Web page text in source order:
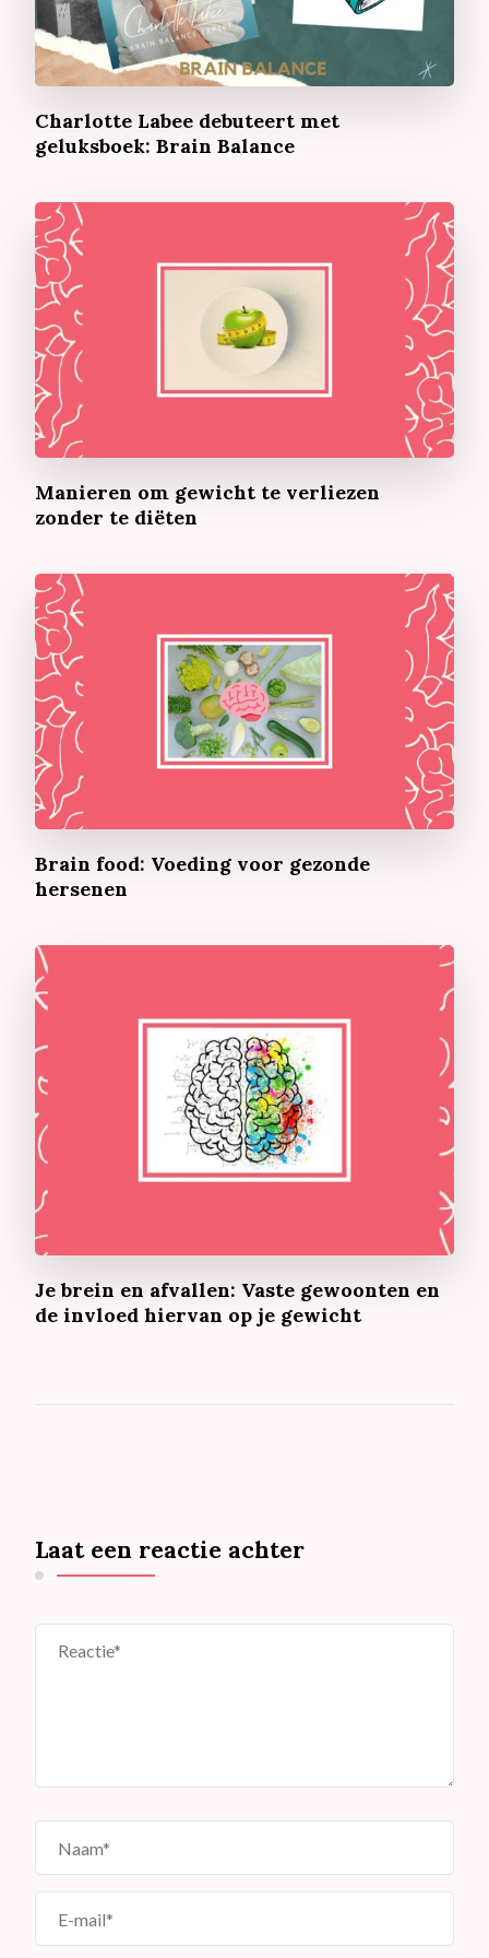
Charlotte Labee debuteert met
geluksboek: Brain Balance
Manieren om gewicht te verliezen
zonder te diëten
Brain food: Voeding voor gezonde
hersenen
Je brein en afvallen: Vaste gewoonten en
de invloed hiervan op je gewicht
Laat een reactie achter